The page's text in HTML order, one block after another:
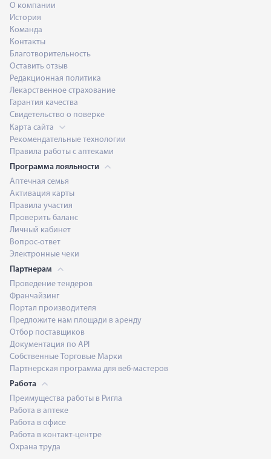
О компании
История
Команда
Контакты
Благотворительность
Оставить отзыв
Редакционная политика
Лекарственное страхование
Гарантия качества
Свидетельство о поверке
Карта сайта
Рекомендательные технологии
Правила работы с аптеками
Программа лояльности
Аптечная семья
Активация карты
Правила участия
Проверить баланс
Личный кабинет
Вопрос-ответ
Электронные чеки
Партнерам
Проведение тендеров
Франчайзинг
Портал производителя
Предложите нам площади в аренду
Отбор поставщиков
Документация по API
Собственные Торговые Марки
Партнерская программа для веб-мастеров
Работа
Преимущества работы в Ригла
Работа в аптеке
Работа в офисе
Работа в контакт-центре
Охрана труда